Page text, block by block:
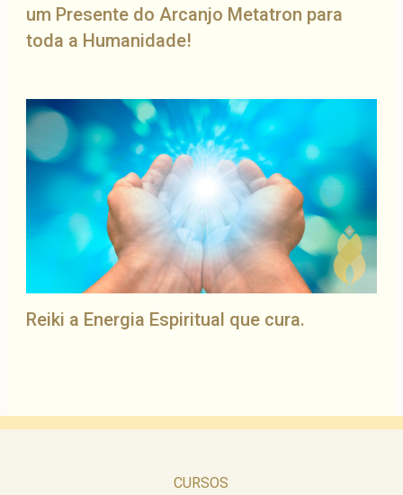
um Presente do Arcanjo Metatron para
toda a Humanidade!
Reiki a Energia Espiritual que cura.
CURSOS